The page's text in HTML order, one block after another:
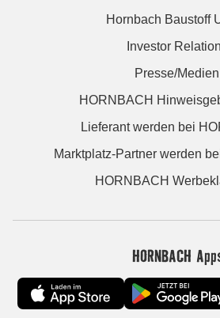
Hornbach Baustoff
Investor
Presse/Medien
HORNBACH
Lieferant werden bei
Marktplatz-Partner werden
HORNBACH
HORNBACH